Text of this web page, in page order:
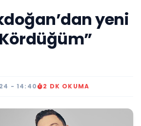
yeni
- 14:40 2 DK OKUMA